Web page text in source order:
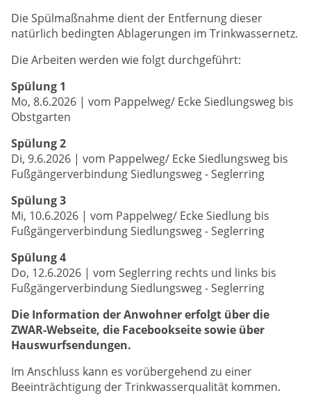
Die Spülmaßnahme dient der Entfernung dieser
natürlich bedingten Ablagerungen im Trinkwassernetz.
Die Arbeiten werden wie folgt durchgeführt:
Spülung 1
Mo, 8.6.2026 | vom Pappelweg/ Ecke Siedlungsweg bis
Obstgarten
Spülung 2
Di, 9.6.2026 | vom Pappelweg/ Ecke Siedlungsweg bis
Fußgängerverbindung Siedlungsweg - Seglerring
Spülung 3
Mi, 10.6.2026 | vom Pappelweg/ Ecke Siedlung bis
Fußgängerverbindung Siedlungsweg - Seglerring
Spülung 4
Do, 12.6.2026 | vom Seglerring rechts und links bis
Fußgängerverbindung Siedlungsweg - Seglerring
Die Information der Anwohner erfolgt über die
ZWAR-Webseite, die Facebookseite sowie über
Hauswurfsendungen.
Im Anschluss kann es vorübergehend zu einer
Beeinträchtigung der Trinkwasserqualität kommen.